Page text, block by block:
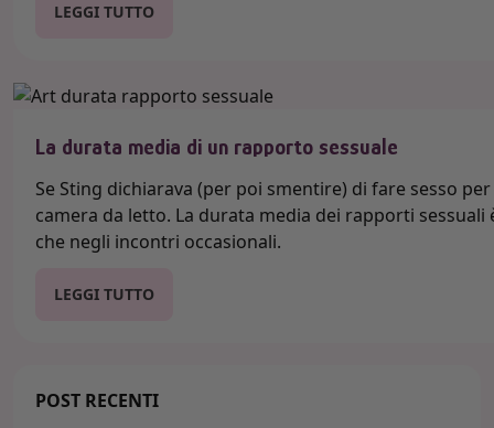
LEGGI TUTTO
La durata media di un rapporto sessuale
Se Sting dichiarava (per poi smentire) di fare sesso
camera da letto. La durata media dei rapporti
che negli incontri occasionali.
LEGGI TUTTO
POST RECENTI